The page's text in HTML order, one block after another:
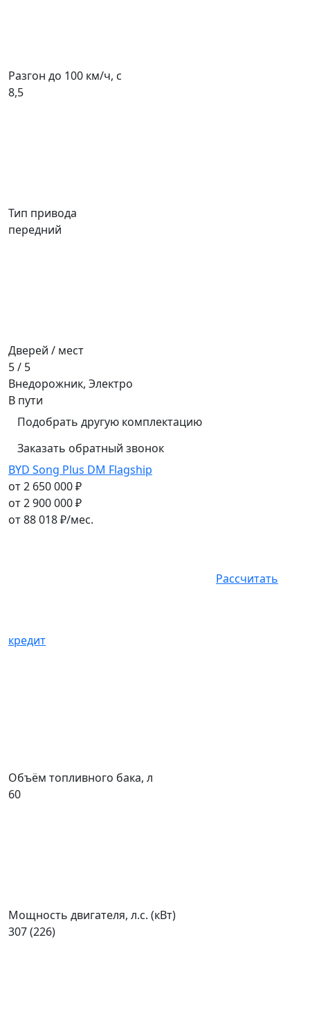
Разгон до 100 км/ч, с
8,5
Тип привода
передний
Дверей / мест
5 / 5
Внедорожник, Электро
В пути
Подобрать другую комплектацию
Заказать обратный звонок
BYD Song Plus DM Flagship
от 2 650 000 ₽
от 2 900 000 ₽
от88 018₽/мес.
Рассчитать
кредит
Объём топливного бака, л
60
Мощность двигателя, л.с. (кВт)
307 (226)